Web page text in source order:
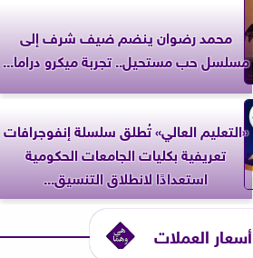
محمد رضوان ينضم ضيف شرف إلى
مسلسل حب مستحيل.. تجربة ميكرو دراما...
«التعليم العالي» تُطلق سلسلة إنفوجرافات
تعريفية بكليات الجامعات الحكومية
استعدادًا لانطلاق التنسيق...
أسعار العملات